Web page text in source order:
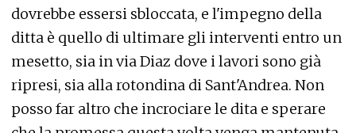
dovrebbe essersi sbloccata, e l'impegno della
ditta è quello di ultimare gli interventi entro un
mesetto, sia in via Diaz dove i lavori sono già
ripresi, sia alla rotondina di Sant'Andrea. Non
posso far altro che incrociare le dita e sperare